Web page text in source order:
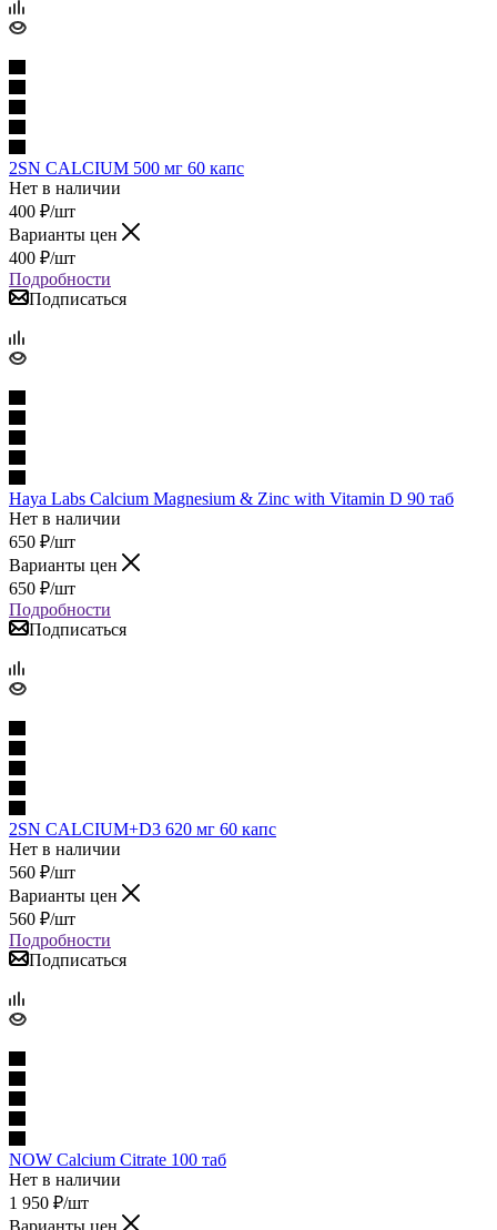
2SN CALCIUM 500 мг 60 капс
Нет в наличии
400 ₽/шт
Варианты цен
400 ₽/шт
Подробности
Подписаться
Haya Labs Calcium Magnesium & Zinc with Vitamin D 90 таб
Нет в наличии
650 ₽/шт
Варианты цен
650 ₽/шт
Подробности
Подписаться
2SN CALCIUM+D3 620 мг 60 капс
Нет в наличии
560 ₽/шт
Варианты цен
560 ₽/шт
Подробности
Подписаться
NOW Calcium Citrate 100 таб
Нет в наличии
1 950 ₽/шт
Варианты цен